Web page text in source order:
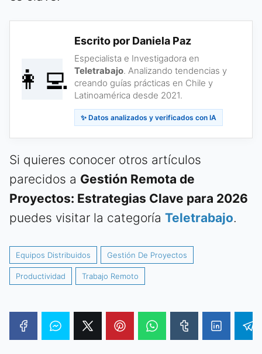
👩‍💻
Escrito por Daniela Paz
Especialista e Investigadora en
Teletrabajo. Analizando tendencias y
creando guías prácticas en Chile y
Latinoamérica desde 2021.
✨ Datos analizados y verificados con IA
Si quieres conocer otros artículos
parecidos a Gestión Remota de
Proyectos: Estrategias Clave para 2026
puedes visitar la categoría Teletrabajo.
Equipos Distribuidos Gestión De Proyectos
Productividad Trabajo Remoto